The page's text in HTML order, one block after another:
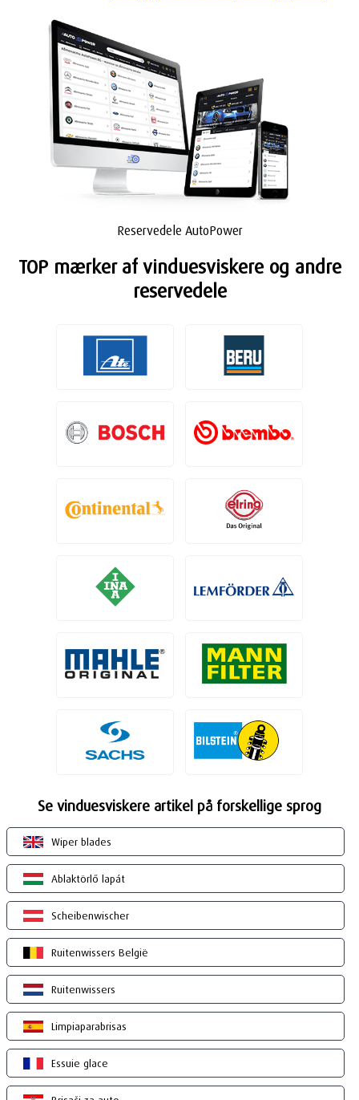
Reservedele AutoPower
TOP mærker af vinduesviskere og andre
reservedele
Se vinduesviskere artikel på forskellige sprog
Wiper blades
Ablaktörlő lapát
Scheibenwischer
Ruitenwissers België
Ruitenwissers
Limpiaparabrisas
Essuie glace